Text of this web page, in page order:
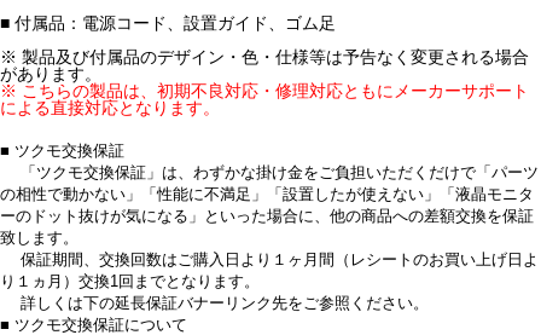
■ 付属品：電源コード、設置ガイド、ゴム足
※ 製品及び付属品のデザイン・色・仕様等は予告なく変更される場合
があります。
※ こちらの製品は、初期不良対応・修理対応ともにメーカーサポート
による直接対応となります。
■ ツクモ交換保証
「ツクモ交換保証」は、わずかな掛け金をご負担いただくだけで「パーツ
の相性で動かない」「性能に不満足」「設置したが使えない」「液晶モニタ
ーのドット抜けが気になる」といった場合に、他の商品への差額交換を保証
致します。
保証期間、交換回数はご購入日より１ヶ月間（レシートのお買い上げ日よ
り１ヵ月）交換1回までとなります。
詳しくは下の延長保証バナーリンク先をご参照ください。
■ ツクモ交換保証について